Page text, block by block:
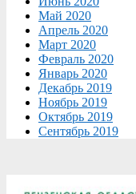
Май 2020
Апрель 2020
Март 2020
Февраль 2020
Январь 2020
Декабрь 2019
Ноябрь 2019
Октябрь 2019
Сентябрь 2019